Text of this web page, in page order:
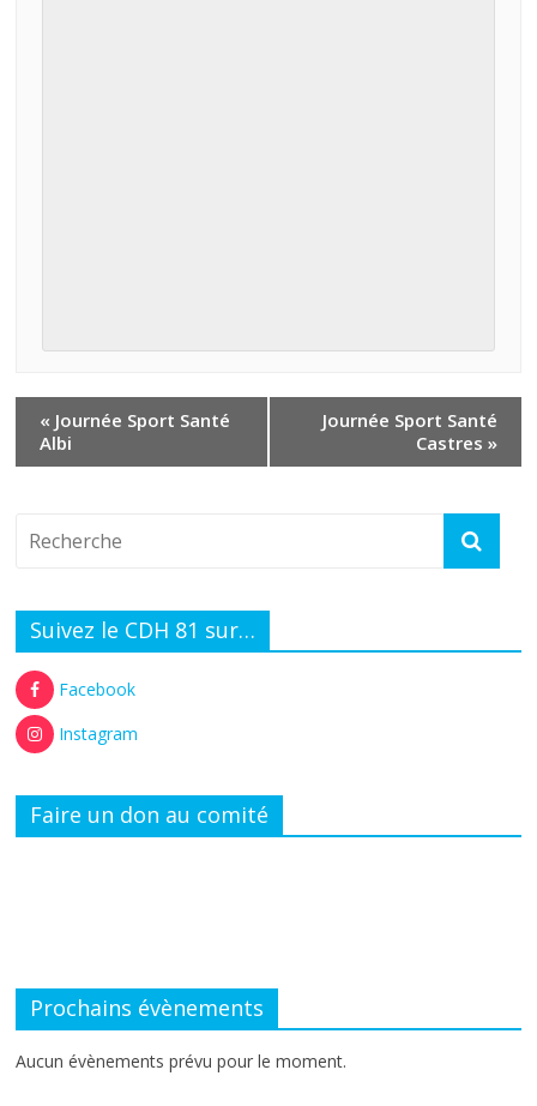
« Journée Sport Santé
Albi
Journée Sport Santé
Castres »
Suivez le CDH 81 sur…
Facebook
Instagram
Faire un don au comité
Prochains évènements
Aucun évènements prévu pour le moment.